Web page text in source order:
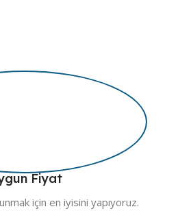
Fiyat
için en iyisini yapıyoruz.